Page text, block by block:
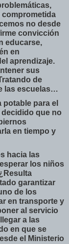
no desde
convicción
educarse,
en
aprendizaje.
sus
de
las escuelas…
para el
que no
en tiempo y
hacia las
los niños
garantizar
de los
en transporte y
al servicio
a las
en que se
el Ministerio